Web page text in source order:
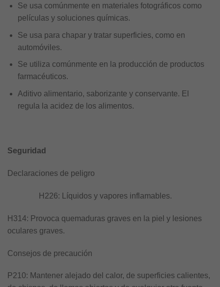
Se usa comúnmente en materiales fotográficos como
películas y soluciones químicas.
Se usa para chapar y tratar superficies, como en
automóviles.
Se utiliza comúnmente en la producción de productos
farmacéuticos.
Aditivo alimentario, saborizante y conservante. El
regula la acidez de los alimentos.
Seguridad
Declaraciones de peligro
H226: Líquidos y vapores inflamables.
H314: Provoca quemaduras graves en la piel y lesiones
oculares graves.
Consejos de precaución
P210: Mantener alejado del calor, de superficies calientes,